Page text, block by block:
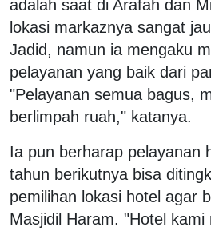
adalah saat di Arafah dan
lokasi markaznya sangat
Jadid, namun ia mengaku
pelayanan yang baik dari
"Pelayanan semua bagus,
berlimpah ruah," katanya.
Ia pun berharap pelayanan
tahun berikutnya bisa
pemilihan lokasi hotel agar
Masjidil Haram. "Hotel